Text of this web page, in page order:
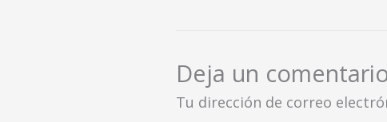
Deja un
Tu dirección de correo